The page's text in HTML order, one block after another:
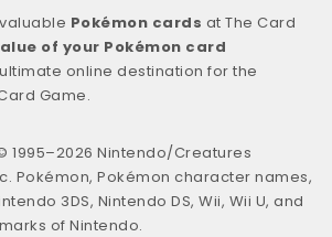
Pokémon cards at The Card
of your Pokémon card
online destination for the
Game.
1995–2026 Nintendo/Creatures
Pokémon, Pokémon character names,
3DS, Nintendo DS, Wii, Wii U, and
of Nintendo.